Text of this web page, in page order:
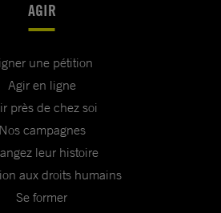
AGIR
une pétition
Agir en ligne
près de chez soi
Nos campagnes
leur histoire
aux droits humains
Se former